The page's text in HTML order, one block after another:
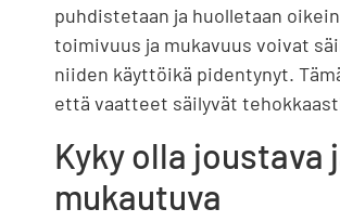
puhdistetaan ja huolletaan
toimivuus ja mukavuus voivat
niiden käyttöikä pidentynyt.
että vaatteet säilyvät
Kyky olla joustava
mukautuva